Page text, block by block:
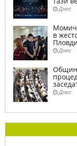
Днес
в
Днес
Днес